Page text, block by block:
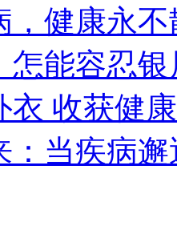
，健康永不
怎能容忍
衣 收获健
：当疾病